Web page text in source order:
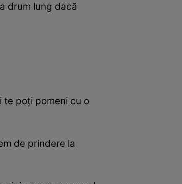
drum lung dacă
te poţi pomeni cu o
de prindere la